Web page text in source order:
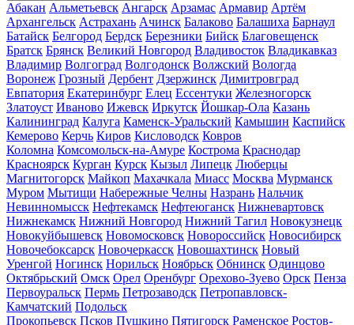
Абакан Альметьевск Ангарск Арзамас Армавир Артём
Архангельск Астрахань Ачинск Балаково Балашиха Барнаул
Батайск Белгород Бердск Березники Бийск Благовещенск
Братск Брянск Великий Новгород Владивосток Владикавказ
Владимир Волгоград Волгодонск Волжский Вологда
Воронеж Грозный Дербент Дзержинск Димитровград
Евпатория Екатеринбург Елец Ессентуки Железногорск
Златоуст Иваново Ижевск Иркутск Йошкар-Ола Казань
Калининград Калуга Каменск-Уральский Камышин Каспийск
Кемерово Керчь Киров Кисловодск Ковров
Коломна Комсомольск-на-Амуре Кострома Краснодар
Красноярск Курган Курск Кызыл Липецк Люберцы
Магнитогорск Майкоп Махачкала Миасс Москва Мурманск
Муром Мытищи Набережные Челны Назрань Нальчик
Невинномысск Нефтекамск Нефтеюганск Нижневартовск
Нижнекамск Нижний Новгород Нижний Тагил Новокузнецк
Новокуйбышевск Новомосковск Новороссийск Новосибирск
Новочебоксарск Новочеркасск Новошахтинск Новый
Уренгой Ногинск Норильск Ноябрьск Обнинск Одинцово
Октябрьский Омск Орел Оренбург Орехово-Зуево Орск Пенза
Первоуральск Пермь Петрозаводск Петропавловск-
Камчатский Подольск
Прокопьевск Псков Пушкино Пятигорск Раменское Ростов-